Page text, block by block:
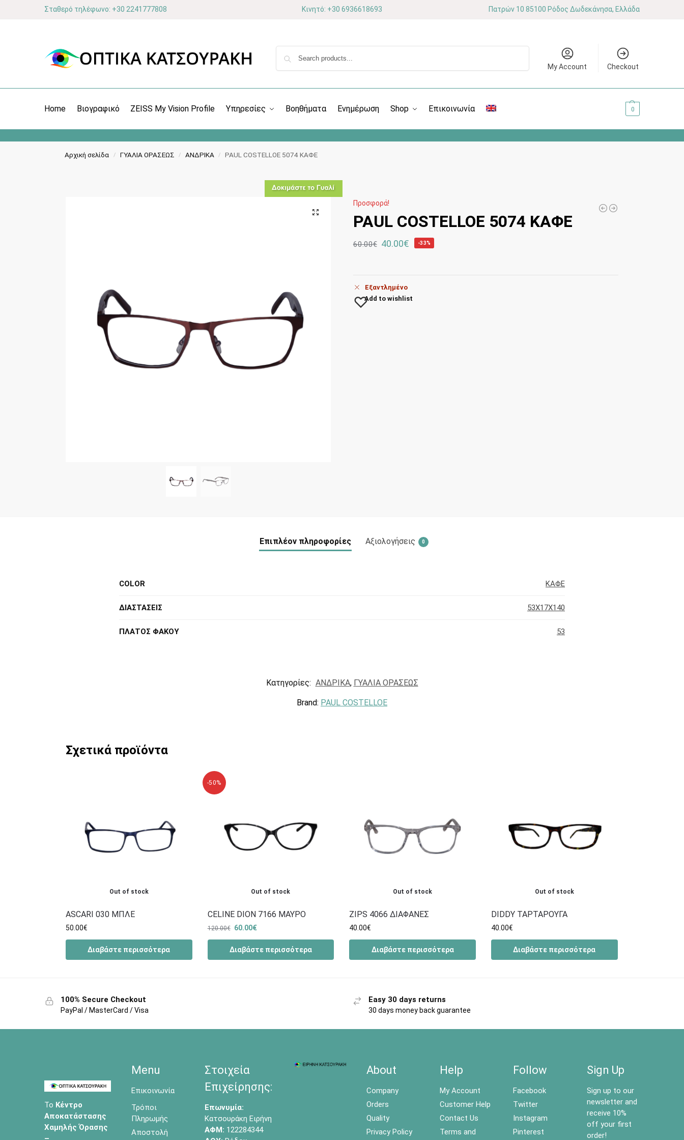
Σταθερό τηλέφωνο: +30 2241777808 Κινητό: +30 6936618693 Πατρών 10 85100 Ρόδος Δωδεκάνησα, Ελλάδα
My Account Checkout
Home Βιογραφικό ZEISS My Vision Profile Υπηρεσίες Βοηθήματα Ενημέρωση Shop Επικοινωνία 0
Αρχική σελίδα / ΓΥΑΛΙΑ ΟΡΑΣΕΩΣ / ΑΝΔΡΙΚΑ / PAUL COSTELLOE 5074 ΚΑΦΕ
Προσφορά!
PAUL COSTELLOE 5074 ΚΑΦΕ
60.00€ 40.00€ -33%
Εξαντλημένο
Add to wishlist
Επιπλέον πληροφορίες Αξιολογήσεις 0
COLOR ΚΑΦΕ
ΔΙΑΣΤΑΣΕΙΣ 53X17X140
ΠΛΑΤΟΣ ΦΑΚΟΥ 53
Κατηγορίες: ΑΝΔΡΙΚΑ, ΓΥΑΛΙΑ ΟΡΑΣΕΩΣ
Brand: PAUL COSTELLOE
Σχετικά προϊόντα
Out of stock
ASCARI 030 ΜΠΛΕ
50.00€
Διαβάστε περισσότερα
-50%
Out of stock
CELINE DION 7166 ΜΑΥΡΟ
120.00€ 60.00€
Διαβάστε περισσότερα
Out of stock
ZIPS 4066 ΔΙΑΦΑΝΕΣ
40.00€
Διαβάστε περισσότερα
Out of stock
DIDDY ΤΑΡΤΑΡΟΥΓΑ
40.00€
Διαβάστε περισσότερα
100% Secure Checkout
PayPal / MasterCard / Visa
Easy 30 days returns
30 days money back guarantee
Το Κέντρο
Αποκατάστασης
Χαμηλής Όρασης
Menu
Επικοινωνία
Τρόποι
Πληρωμής
Αποστολή
Στοιχεία
Επιχείρησης:
Επωνυμία:
Κατσουράκη Ειρήνη
ΑΦΜ: 122284344
About
Company
Orders
Quality
Privacy Policy
Help
My Account
Customer Help
Contact Us
Terms and
Follow
Facebook
Twitter
Instagram
Pinterest
Sign Up
Sign up to our
newsletter and
receive 10%
off your first
order!